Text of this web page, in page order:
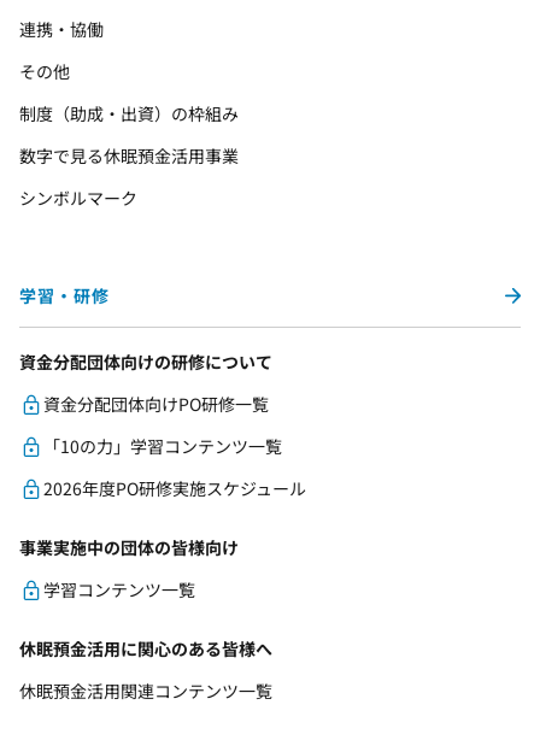
連携・協働
その他
制度（助成・出資）の枠組み
数字で見る休眠預金活用事業
シンボルマーク
学習・研修
資金分配団体向けの研修について
資金分配団体向けPO研修一覧
「10の力」学習コンテンツ一覧
2026年度PO研修実施スケジュール
事業実施中の団体の皆様向け
学習コンテンツ一覧
休眠預金活用に関心のある皆様へ
休眠預金活用関連コンテンツ一覧